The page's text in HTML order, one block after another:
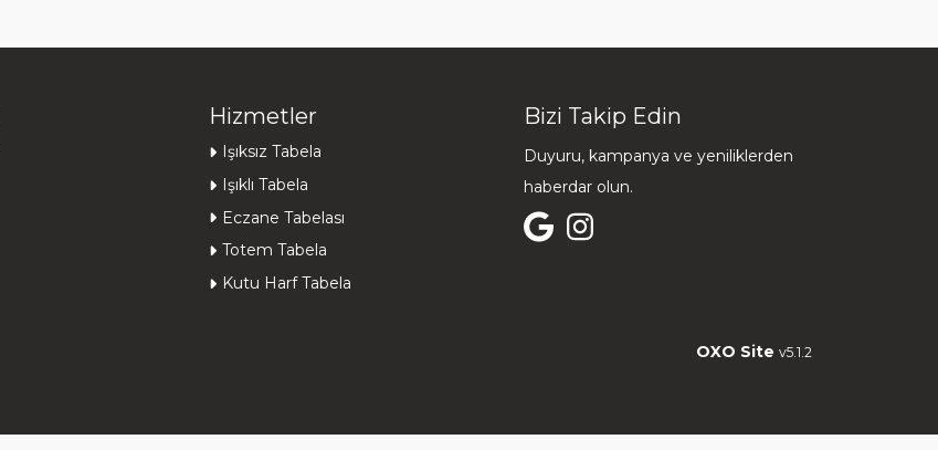
Hizmetler
Işıksız Tabela
Işıklı Tabela
Eczane Tabelası
Totem Tabela
Kutu Harf Tabela
Bizi Takip Edin
Duyuru, kampanya ve yeniliklerden
haberdar olun.
OXO Site v5.1.2